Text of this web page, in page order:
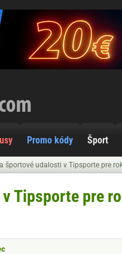
Promo kódy Šport
športové udalosti v Tipsporte pre
Tipsporte pre